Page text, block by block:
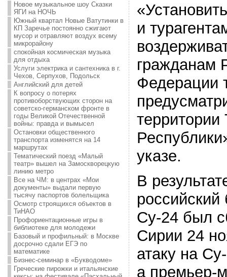
Новое музыкальное шоу Сказки
ЯГИ на НОЧЬ
Южный квартал Новые Ватутинки в
КП Заречье постоянно сжигают
мусор и отравляют воздух всему
микрорайону
спокойная космическая музыка
для отдыха
Услуги электрика и сантехника в г.
Чехов, Серпухов, Подольск
Английский для детей
К вопросу о потерях
противоборствующих сторон на
советско-германском фронте в
годы Великой Отечественной
войны: правда и вымысел
Остановки общественного
транспорта изменятся на 14
маршрутах
Тематический поезд «Малый
театр» вышел на Замоскворецкую
линию метро
Все на ЧМ: в центрах «Мои
документы» выдали первую
тысячу паспортов болельщика
Осмотр строящихся объектов в
ТиНАО
Профориентационные игры в
библиотеке для молодежи
Базовый и профильный: в Москве
досрочно сдали ЕГЭ по
математике
Бизнес-семинар в «Букводоме»
Греческие пирожки и итальянские
и
гражданам
Федерации
территории
указе.
В
Су-24 был
Сирии 24
атаку на
а премьер-